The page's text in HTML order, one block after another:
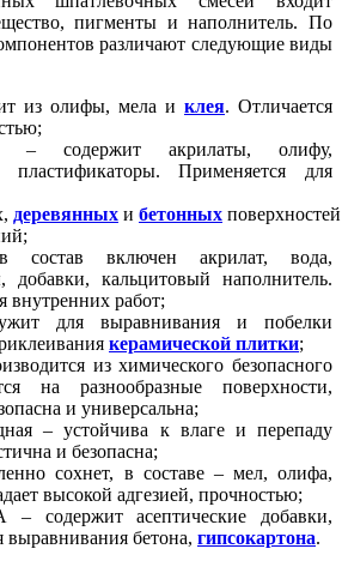
пигменты и наполнитель. По
различают следующие виды
из олифы, мела и клея. Отличается
– содержит акрилаты, олифу,
пластификаторы. Применяется для
деревянных и бетонных поверхностей
состав включен акрилат, вода,
добавки, кальцитовый наполнитель.
внутренних работ;
для выравнивания и побелки
керамической плитки;
из химического безопасного
на разнообразные поверхности,
и универсальна;
– устойчива к влаге и перепаду
и безопасна;
сохнет, в составе – мел, олифа,
высокой адгезией, прочностью;
содержит асептические добавки,
выравнивания бетона, гипсокартона.